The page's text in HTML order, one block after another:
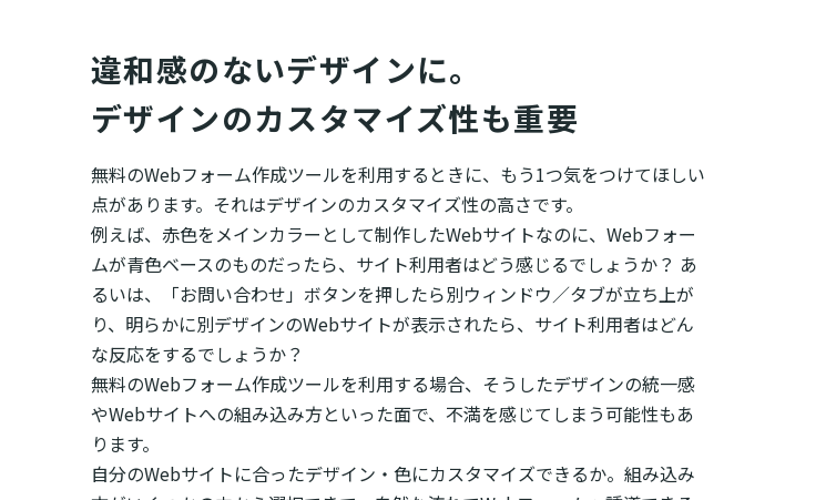
違和感のないデザインに。
デザインのカスタマイズ性も重要
無料のWebフォーム作成ツールを利用するときに、もう1つ気をつけてほしい
点があります。それはデザインのカスタマイズ性の高さです。
例えば、赤色をメインカラーとして制作したWebサイトなのに、Webフォー
ムが青色ベースのものだったら、サイト利用者はどう感じるでしょうか？ あ
るいは、「お問い合わせ」ボタンを押したら別ウィンドウ／タブが立ち上が
り、明らかに別デザインのWebサイトが表示されたら、サイト利用者はどん
な反応をするでしょうか？
無料のWebフォーム作成ツールを利用する場合、そうしたデザインの統一感
やWebサイトへの組み込み方といった面で、不満を感じてしまう可能性もあ
ります。
自分のWebサイトに合ったデザイン・色にカスタマイズできるか。組み込み